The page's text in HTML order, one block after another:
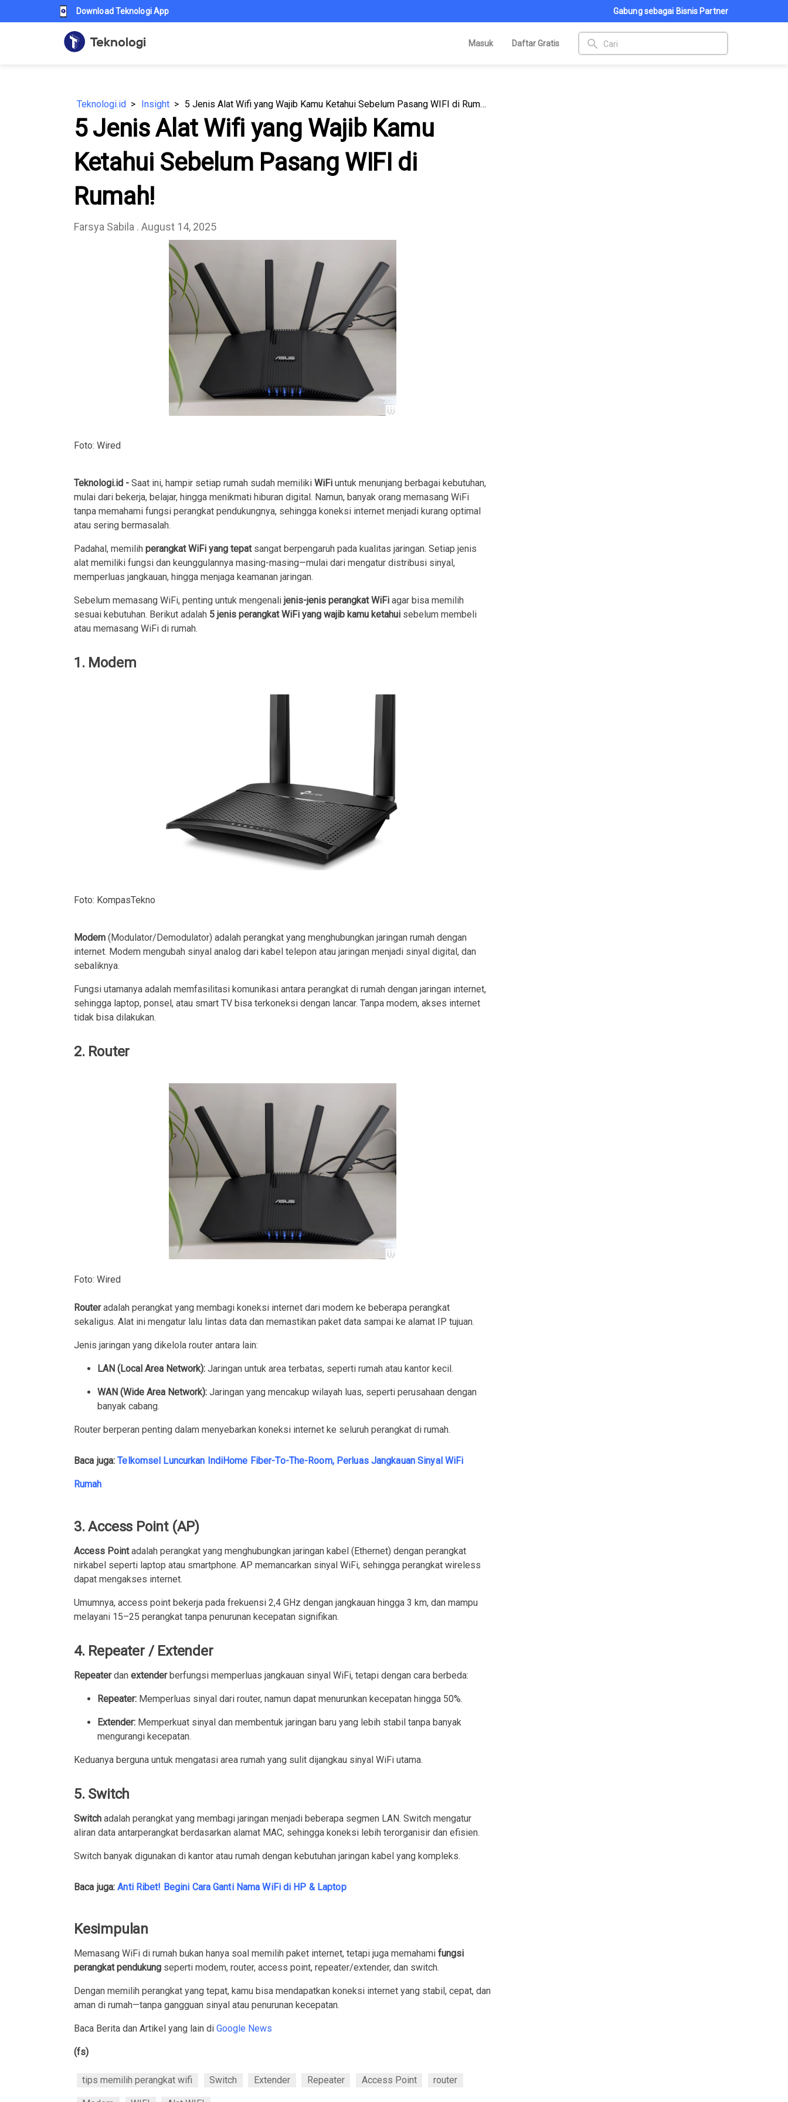
Download Teknologi App Gabung sebagai Bisnis Partner
Masuk Daftar Gratis search
Teknologi.id Insight 5 Jenis Alat Wifi yang Wajib Kamu Ketahui Sebelum Pasang WIFI di Rumah!
5 Jenis Alat Wifi yang Wajib Kamu
Ketahui Sebelum Pasang WIFI di
Rumah!
Farsya Sabila . August 14, 2025
Foto: Wired
Teknologi.id - Saat ini, hampir setiap rumah sudah memiliki WiFi untuk menunjang berbagai kebutuhan,
mulai dari bekerja, belajar, hingga menikmati hiburan digital. Namun, banyak orang memasang WiFi
tanpa memahami fungsi perangkat pendukungnya, sehingga koneksi internet menjadi kurang optimal
atau sering bermasalah.
Padahal, memilih perangkat WiFi yang tepatsangat berpengaruh pada kualitas jaringan. Setiap jenis
alat memiliki fungsi dan keunggulannya masing-masing—mulai dari mengatur distribusi sinyal,
memperluas jangkauan, hingga menjaga keamanan jaringan.
Sebelum memasang WiFi, penting untuk mengenali jenis-jenis perangkat WiFi agar bisa memilih
sesuai kebutuhan. Berikut adalah 5 jenis perangkat WiFi yang wajib kamu ketahui sebelum membeli
atau memasang WiFi di rumah.
1. Modem
Foto: KompasTekno
Modem (Modulator/Demodulator) adalah perangkat yang menghubungkan jaringan rumah dengan
internet. Modem mengubah sinyal analog dari kabel telepon atau jaringan menjadi sinyal digital, dan
sebaliknya.
Fungsi utamanya adalah memfasilitasi komunikasi antara perangkat di rumah dengan jaringan internet,
sehingga laptop, ponsel, atau smart TV bisa terkoneksi dengan lancar. Tanpa modem, akses internet
tidak bisa dilakukan.
2. Router
Foto: Wired
Routeradalah perangkat yang membagi koneksi internet dari modem ke beberapa perangkat
sekaligus. Alat ini mengatur lalu lintas data dan memastikan paket data sampai ke alamat IP tujuan.
Jenis jaringan yang dikelola router antara lain:
LAN (Local Area Network): Jaringan untuk area terbatas, seperti rumah atau kantor kecil.
WAN (Wide Area Network): Jaringan yang mencakup wilayah luas, seperti perusahaan dengan
banyak cabang.
Router berperan penting dalam menyebarkan koneksi internet ke seluruh perangkat di rumah.
Baca juga:Telkomsel Luncurkan IndiHome Fiber-To-The-Room, Perluas Jangkauan Sinyal WiFi
Rumah
3. Access Point (AP)
Access Pointadalah perangkat yang menghubungkan jaringan kabel (Ethernet) dengan perangkat
nirkabel seperti laptop atau smartphone. AP memancarkan sinyal WiFi, sehingga perangkat wireless
dapat mengakses internet.
Umumnya, access point bekerja pada frekuensi 2,4 GHz dengan jangkauan hingga 3 km, dan mampu
melayani 15–25 perangkat tanpa penurunan kecepatan signifikan.
4. Repeater / Extender
Repeaterdan extenderberfungsi memperluas jangkauan sinyal WiFi, tetapi dengan cara berbeda:
Repeater: Memperluas sinyal dari router, namun dapat menurunkan kecepatan hingga 50%.
Extender: Memperkuat sinyal dan membentuk jaringan baru yang lebih stabil tanpa banyak
mengurangi kecepatan.
Keduanya berguna untuk mengatasi area rumah yang sulit dijangkau sinyal WiFi utama.
5. Switch
Switch adalah perangkat yang membagi jaringan menjadi beberapa segmen LAN. Switch mengatur
aliran data antarperangkat berdasarkan alamat MAC, sehingga koneksi lebih terorganisir dan efisien.
Switch banyak digunakan di kantor atau rumah dengan kebutuhan jaringan kabel yang kompleks.
Baca juga:Anti Ribet! Begini Cara Ganti Nama WiFi di HP & Laptop
Kesimpulan
Memasang WiFi di rumah bukan hanya soal memilih paket internet, tetapi juga memahami fungsi
perangkat pendukung seperti modem, router, access point, repeater/extender, dan switch.
Dengan memilih perangkat yang tepat, kamu bisa mendapatkan koneksi internet yang stabil, cepat, dan
aman di rumah—tanpa gangguan sinyal atau penurunan kecepatan.
Baca Berita dan Artikel yang lain di Google News
(fs)
tips memilih perangkat wifi Switch Extender Repeater Access Point router